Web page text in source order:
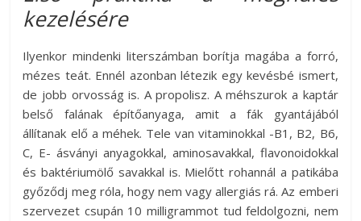
kezelésére
Ilyenkor mindenki literszámban borítja magába a forró,
mézes teát. Ennél azonban létezik egy kevésbé ismert,
de jobb orvosság is. A propolisz. A méhszurok a kaptár
belső falának építőanyaga, amit a fák gyantájából
állítanak elő a méhek. Tele van vitaminokkal -B1, B2, B6,
C, E- ásványi anyagokkal, aminosavakkal, flavonoidokkal
és baktériumölő savakkal is. Mielőtt rohannál a patikába
győződj meg róla, hogy nem vagy allergiás rá. Az emberi
szervezet csupán 10 milligrammot tud feldolgozni, nem